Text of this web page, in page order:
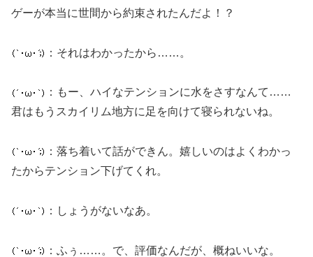
ゲーが本当に世間から約束されたんだよ！？
：それはわかったから……。
：もー、ハイなテンションに水をさすなんて……
君はもうスカイリム地方に足を向けて寝られないね。
：落ち着いて話ができん。嬉しいのはよくわかっ
たからテンション下げてくれ。
：しょうがないなあ。
：ふぅ……。で、評価なんだが、概ねいいな。